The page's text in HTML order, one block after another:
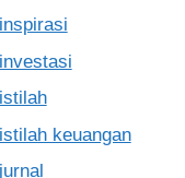
inspirasi
investasi
istilah
istilah keuangan
jurnal